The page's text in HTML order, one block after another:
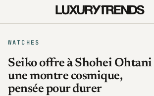
WATCHES
Seiko offre à Shohei Ohtani
une montre cosmique,
pensée pour durer